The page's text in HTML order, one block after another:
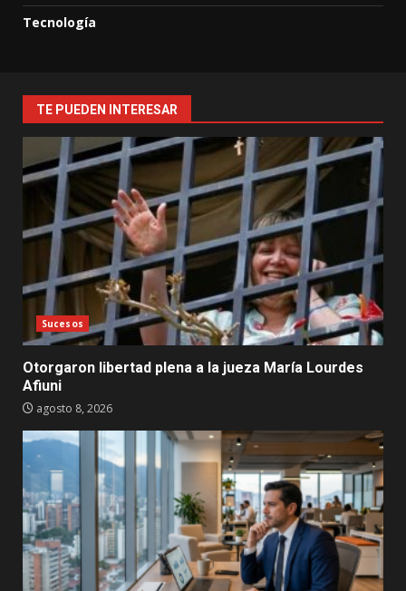
Tecnología
TE PUEDEN INTERESAR
Sucesos
Otorgaron libertad plena a la jueza María Lourdes
Afiuni
agosto 8, 2026